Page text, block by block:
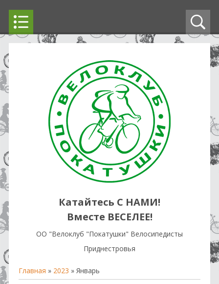
Катайтесь С НАМИ!
Вместе ВЕСЕЛЕЕ!
OO "Велоклуб "Покатушки" Велосипедисты
Приднестровья
Главная » 2023 » Январь